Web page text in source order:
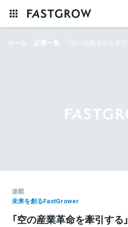
ホーム 記事一覧
連載
未来を創るFastGrower
「空の産業革命を牽引する」